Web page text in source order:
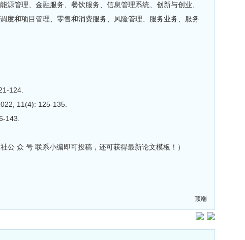
管理、金融服务、餐饮服务、信息管理系统、创新与创业、
度和项目管理、零售和消费服务、风险管理、服务业务、服务
124.
11(4): 125-135.
143.
众 号 联系小编即可投稿，还可获得最新论文模板！）
顶端